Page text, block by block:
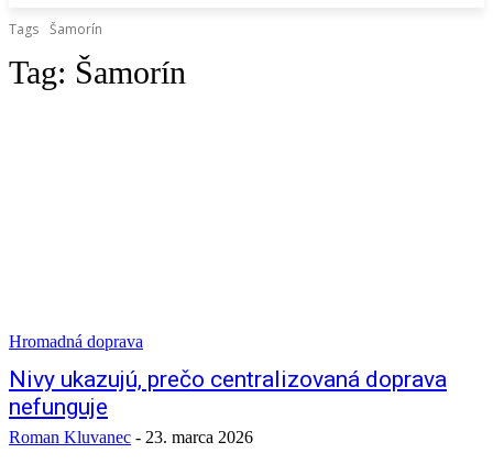
Tags Šamorín
Tag: Šamorín
Hromadná doprava
Nivy ukazujú, prečo centralizovaná doprava
nefunguje
Roman Kluvanec - 23. marca 2026